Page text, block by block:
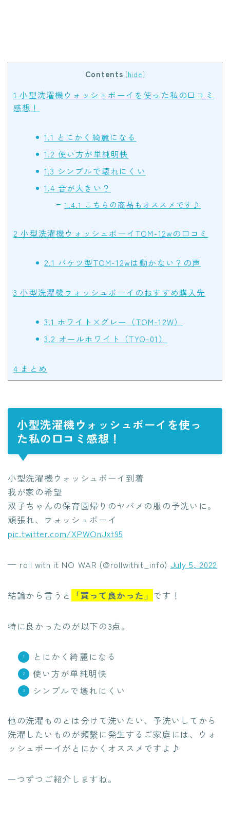
Contents [hide]
1 小型洗濯機ウォッシュボーイを使った私の口コミ
感想！
1.1 とにかく綺麗になる
1.2 使い方が単純明快
1.3 シンプルで壊れにくい
1.4 音が大きい？
1.4.1 こちらの商品もオススメです♪
2 小型洗濯機ウォッシュボーイTOM-12wの口コミ
2.1 バケツ型TOM-12wは動かない？の声
3 小型洗濯機ウォッシュボーイのおすすめ購入先
3.1 ホワイト×グレー（TOM-12W）
3.2 オールホワイト（TYO-01）
4 まとめ
小型洗濯機ウォッシュボーイを使っ
た私の口コミ感想！
小型洗濯機ウォッシュボーイ到着
我が家の希望
双子ちゃんの保育園帰りのヤバメの服の予洗いに。
頑張れ、ウォッシュボーイ
pic.twitter.com/XPWOnJxt95
— roll with it NO WAR (@rollwithit_info) July 5, 2022
結論から言うと 「買って良かった」 です！
特に良かったのが以下の3点。
とにかく綺麗になる
使い方が単純明快
シンプルで壊れにくい
他の洗濯ものとは分けて洗いたい、予洗いしてから
洗濯したいものが頻繫に発生するご家庭には、ウォ
ッシュボーイがとにかくオススメですよ♪
一つずつご紹介しますね。